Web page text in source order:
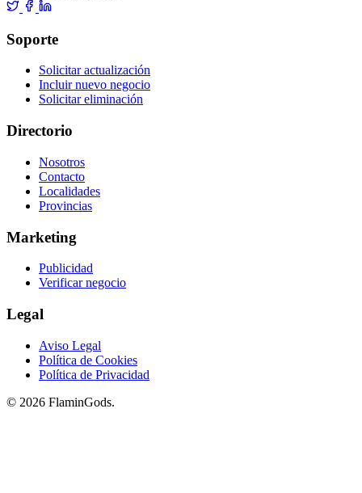
Soporte
Solicitar actualización
Incluir nuevo negocio
Solicitar eliminación
Directorio
Nosotros
Contacto
Localidades
Provincias
Marketing
Publicidad
Verificar negocio
Legal
Aviso Legal
Política de Cookies
Política de Privacidad
© 2026 FlaminGods.